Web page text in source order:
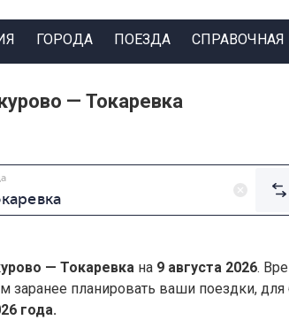
ГОРОДА ПОЕЗДА СПРАВОЧНАЯ
— Токаревка
— Токаревка на 9 августа 2026.
планировать ваши поездки,
года.